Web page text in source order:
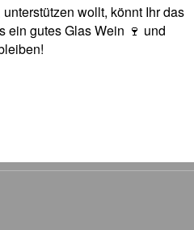
wollt, könnt Ihr das
ein gutes Glas Wein 🍷 und